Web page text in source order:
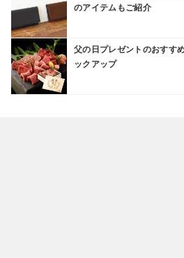
のアイテムもご紹介
父の日プレゼントのおすす
ックアップ